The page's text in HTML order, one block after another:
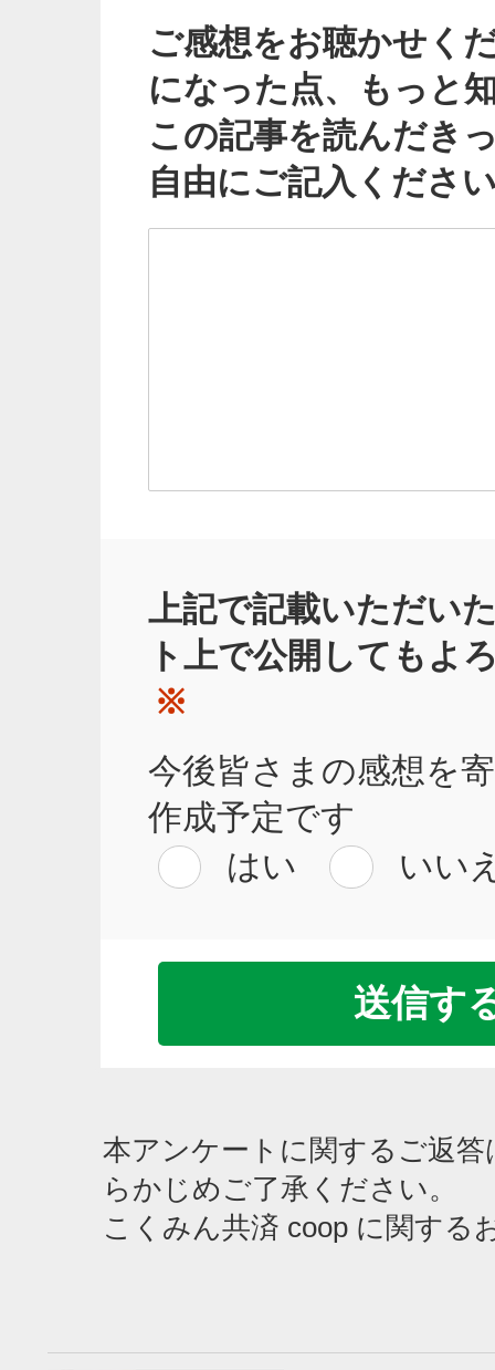
ご感想をお聴かせく
になった点、もっと
この記事を読んだき
自由にご記入くださ
上記で記載いただい
ト上で公開してもよ
※
今後皆さまの感想を
作成予定です
はい
いい
本アンケートに関するご返
らかじめご了承ください。
こくみん共済 coop に関する